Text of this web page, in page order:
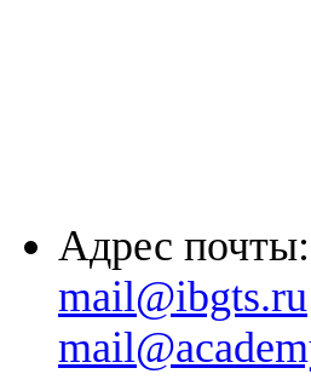
Адрес почты:
mail@ibgts.ru